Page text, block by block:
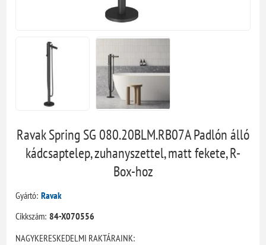
Ravak Spring SG 080.20BLM.RB07A Padlón álló
kádcsaptelep, zuhanyszettel, matt fekete, R-
Box-hoz
Gyártó: Ravak
Cikkszám: 84-X070556
NAGYKERESKEDELMI RAKTÁRAINK: